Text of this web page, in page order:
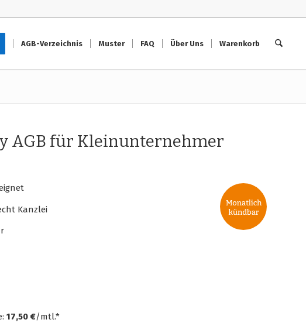
AGB-Verzeichnis Muster FAQ Über Uns Warenkorb
AGB für Kleinunternehmer
Kanzlei
17,50 €/mtl.*